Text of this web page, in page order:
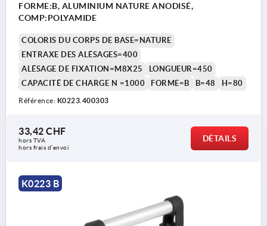
FORME:B, ALUMINIUM NATURE ANODISÉ,
COMP:POLYAMIDE
COLORIS DU CORPS DE BASE=NATURE
ENTRAXE DES ALÉSAGES=400
ALÉSAGE DE FIXATION=M8X25
LONGUEUR=450
CAPACITÉ DE CHARGE N =1000
FORME=B B=48 H=80
Référence: K0223.400303
33,42 CHF
hors TVA
hors frais d’envoi
DÉTAILS
K0223 B